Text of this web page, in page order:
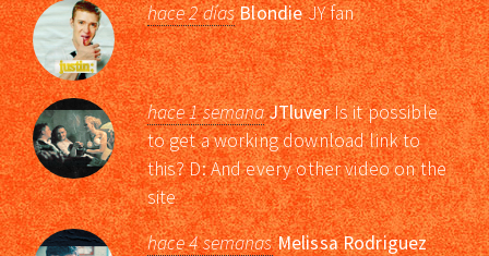
hace 2 díasBlondieJY fan
hace 1 semanaJTluverIs it possible
to get a working download link to
this? D: And every other video on the
site
hace 4 semanasMelissa Rodriguez